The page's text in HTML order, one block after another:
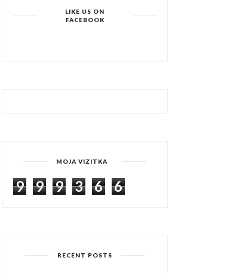
LIKE US ON
FACEBOOK
MOJA VIZITKA
9 9 9 3 6 6
RECENT POSTS